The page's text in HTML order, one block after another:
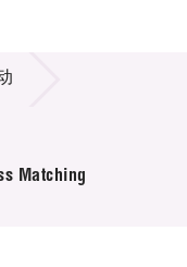
Matching